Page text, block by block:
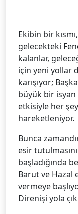
Ekibin bir
gelecekteki
kalanlar,
için yeni yollar
karışıyor;
büyük bir isyan
etkisiyle her
hareketleniyor.
Bunca
esir
başladığında
Barut ve Hazal
vermeye
Direnişi yola